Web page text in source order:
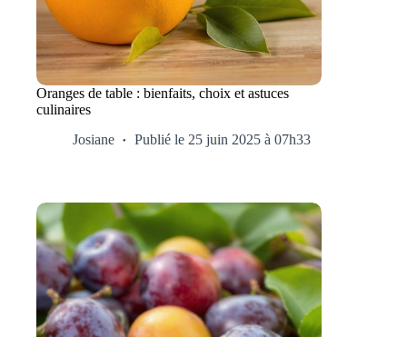
Oranges de table : bienfaits, choix et astuces
culinaires
Josiane
Publié le 25 juin 2025 à 07h33